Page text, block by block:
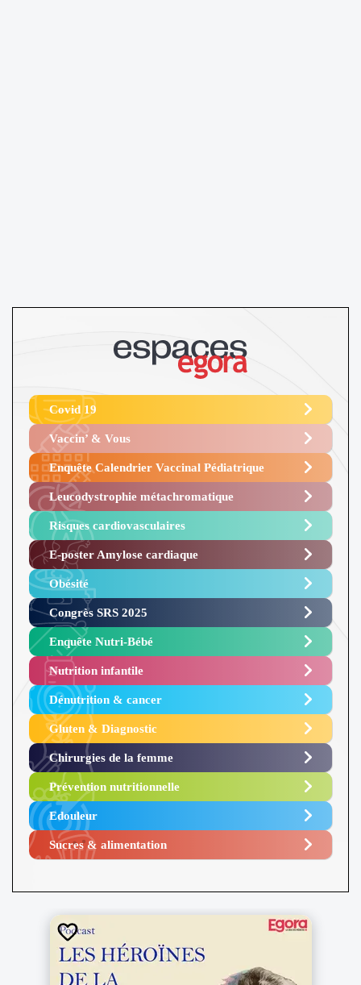
Covid 19
Vaccin’ & Vous
Enquête Calendrier Vaccinal Pédiatrique
Leucodystrophie métachromatique
Risques cardiovasculaires
E-poster Amylose cardiaque ​
Obésité ​
Congrès SRS 2025 ​
Enquête Nutri-Bébé ​
Nutrition infantile
Dénutrition & cancer
Gluten & Diagnostic
Chirurgies de la femme
Prévention nutritionnelle
Edouleur​
Sucres & alimentation​